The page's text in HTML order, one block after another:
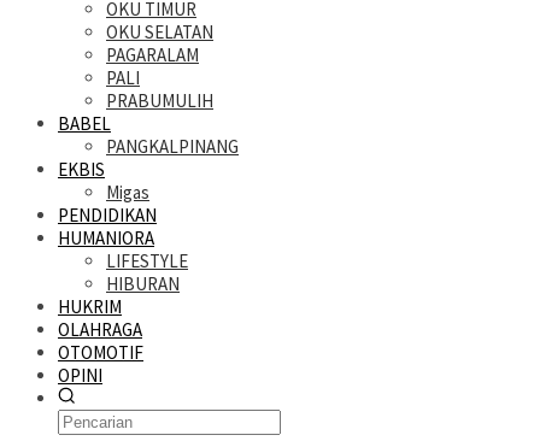
OKU TIMUR
OKU SELATAN
PAGARALAM
PALI
PRABUMULIH
BABEL
PANGKALPINANG
EKBIS
Migas
PENDIDIKAN
HUMANIORA
LIFESTYLE
HIBURAN
HUKRIM
OLAHRAGA
OTOMOTIF
OPINI